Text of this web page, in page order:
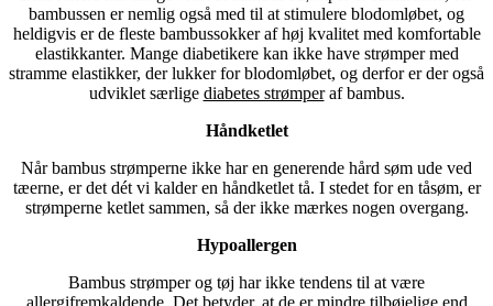
bambussen er nemlig også med til at stimulere blodomløbet, og
heldigvis er de fleste bambussokker af høj kvalitet med komfortable
elastikkanter. Mange diabetikere kan ikke have strømper med
stramme elastikker, der lukker for blodomløbet, og derfor er der også
udviklet særlige diabetes strømperaf bambus.
Håndketlet
Når bambus strømperne ikke har en generende hård søm ude ved
tæerne, er det dét vi kalder en håndketlet tå. I stedet for en tåsøm, er
strømperne ketlet sammen, så der ikke mærkes nogen overgang.
Hypoallergen
Bambus strømper og tøj har ikke tendens til at være
allergifremkaldende. Det betyder, at de er mindre tilbøjelige end